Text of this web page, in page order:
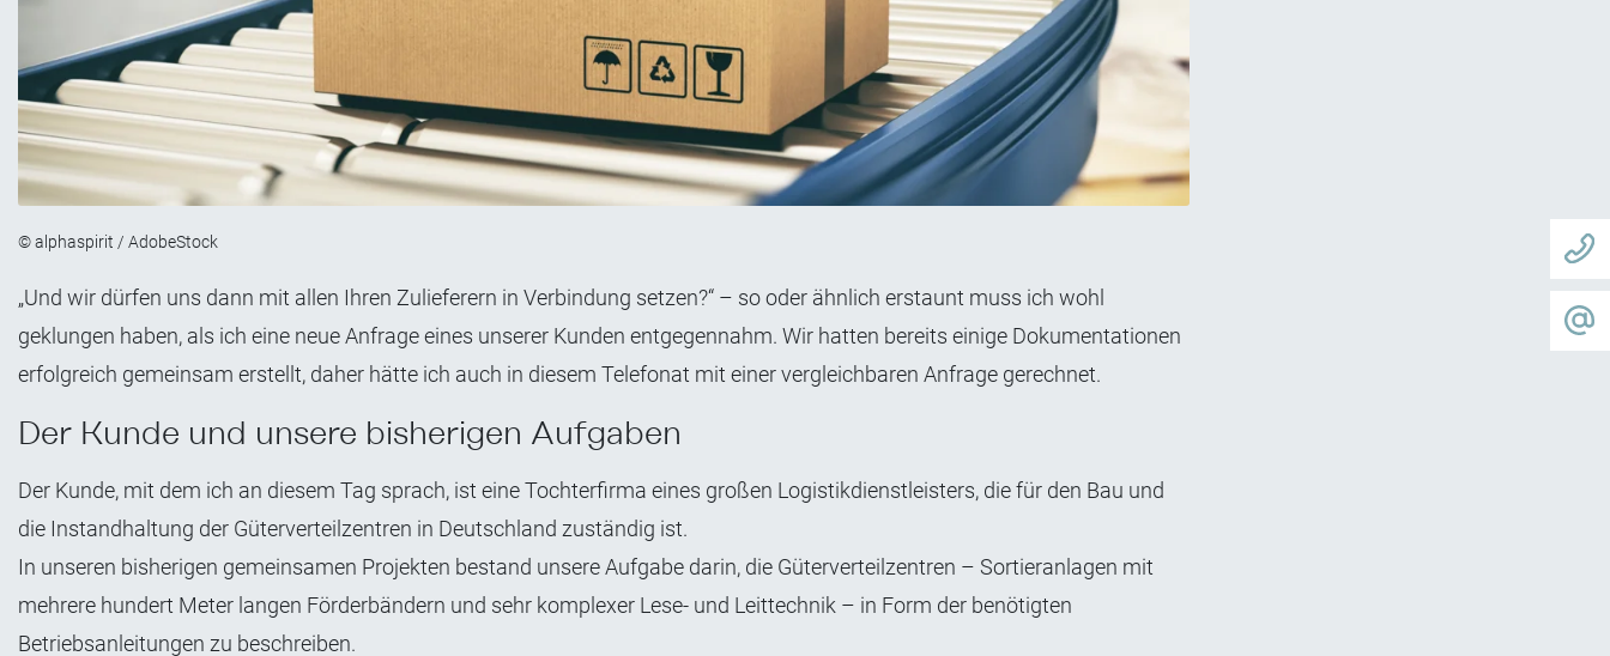
© alphaspirit / AdobeStock
„Und wir dürfen uns dann mit allen Ihren Zulieferern in Verbindung setzen?“ – so oder ähnlich erstaunt muss ich wohl
geklungen haben, als ich eine neue Anfrage eines unserer Kunden entgegennahm. Wir hatten bereits einige Dokumentationen
erfolgreich gemeinsam erstellt, daher hätte ich auch in diesem Telefonat mit einer vergleichbaren Anfrage gerechnet.
Der Kunde und unsere bisherigen Aufgaben
Der Kunde, mit dem ich an diesem Tag sprach, ist eine Tochterfirma eines großen Logistikdienstleisters, die für den Bau und
die Instandhaltung der Güterverteilzentren in Deutschland zuständig ist.
In unseren bisherigen gemeinsamen Projekten bestand unsere Aufgabe darin, die Güterverteilzentren – Sortieranlagen mit
mehrere hundert Meter langen Förderbändern und sehr komplexer Lese- und Leittechnik – in Form der benötigten
Betriebsanleitungen zu beschreiben.